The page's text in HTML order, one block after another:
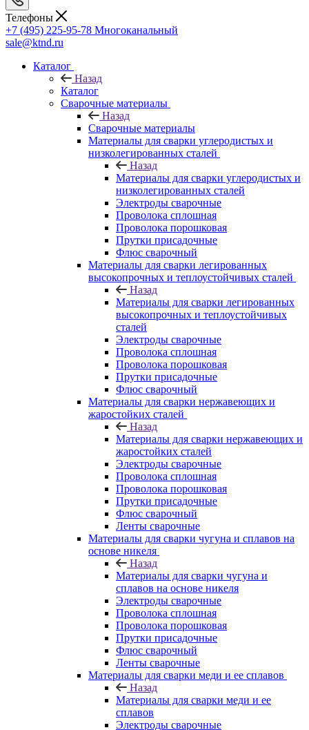
Телефоны
+7 (495) 225-95-78 Многоканальный
sale@ktnd.ru
Каталог
Назад
Каталог
Сварочные материалы
Назад
Сварочные материалы
Материалы для сварки углеродистых и
низколегированных сталей
Назад
Материалы для сварки углеродистых и
низколегированных сталей
Электроды сварочные
Проволока сплошная
Проволока порошковая
Прутки присадочные
Флюс сварочный
Материалы для сварки легированных
высокопрочных и теплоустойчивых сталей
Назад
Материалы для сварки легированных
высокопрочных и теплоустойчивых
сталей
Электроды сварочные
Проволока сплошная
Проволока порошковая
Прутки присадочные
Флюс сварочный
Материалы для сварки нержавеющих и
жаростойких сталей
Назад
Материалы для сварки нержавеющих и
жаростойких сталей
Электроды сварочные
Проволока сплошная
Проволока порошковая
Прутки присадочные
Флюс сварочный
Ленты сварочные
Материалы для сварки чугуна и сплавов на
основе никеля
Назад
Материалы для сварки чугуна и
сплавов на основе никеля
Электроды сварочные
Проволока сплошная
Проволока порошковая
Прутки присадочные
Флюс сварочный
Ленты сварочные
Материалы для сварки меди и ее сплавов
Назад
Материалы для сварки меди и ее
сплавов
Электроды сварочные